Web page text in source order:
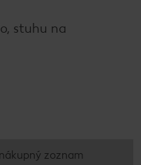
stuhu na
zoznam